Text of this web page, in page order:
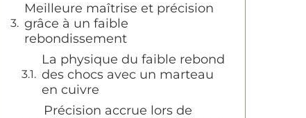
Meilleure maîtrise et précision
grâce à un faible
rebondissement
La physique du faible rebond
des chocs avec un marteau
en cuivre
Précision accrue lors de